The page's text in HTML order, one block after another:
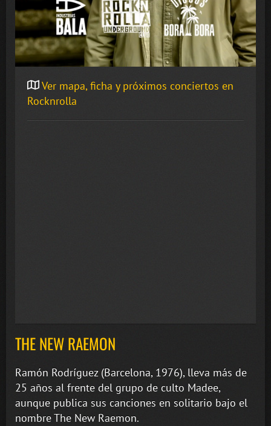
Ver mapa, ficha y próximos conciertos en
Rocknrolla
THE NEW RAEMON
Ramón Rodríguez (Barcelona, 1976), lleva más de
25 años al frente del grupo de culto Madee,
aunque publica sus canciones en solitario bajo el
nombre The New Raemon.